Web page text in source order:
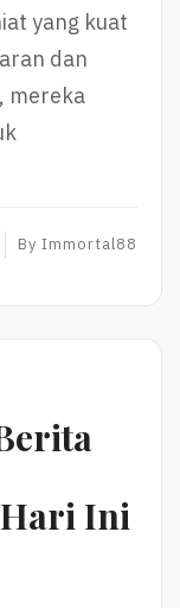
yang kuat
dan
mereka
By Immortal88
Ini